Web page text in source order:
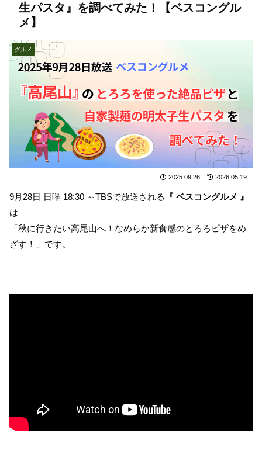
生パスタ』を調べてみた！【ベスコングル
メ】
グルメ
2025.09.26 2026.05.19
9月28日 日曜 18:30 ～TBSで放送される
『 ベスコングルメ 』
は
「秋に行きたい高尾山へ！なめらか新食感のとろろピザをめ
ざす！」です。